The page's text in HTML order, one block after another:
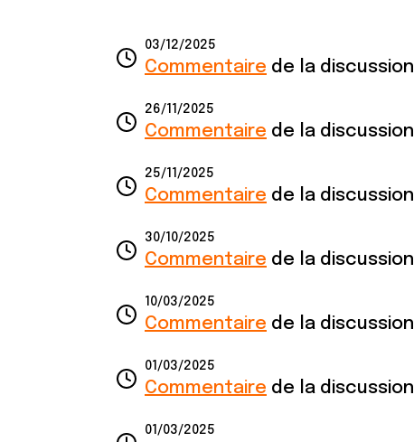
03/12/2025
Commentaire de la discussion
26/11/2025
Commentaire de la discussion
25/11/2025
Commentaire de la discussion
30/10/2025
Commentaire de la discussion
10/03/2025
Commentaire de la discussion
01/03/2025
Commentaire de la discussion
01/03/2025